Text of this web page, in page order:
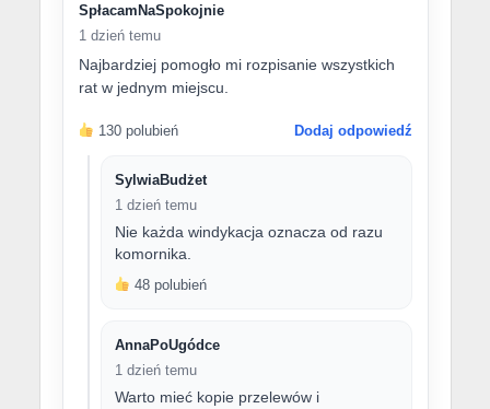
SpłacamNaSpokojnie
1 dzień temu
Najbardziej pomogło mi rozpisanie wszystkich
rat w jednym miejscu.
130 polubień Dodaj odpowiedź
SylwiaBudżet
1 dzień temu
Nie każda windykacja oznacza od razu
komornika.
48 polubień
AnnaPoUgódce
1 dzień temu
Warto mieć kopie przelewów i